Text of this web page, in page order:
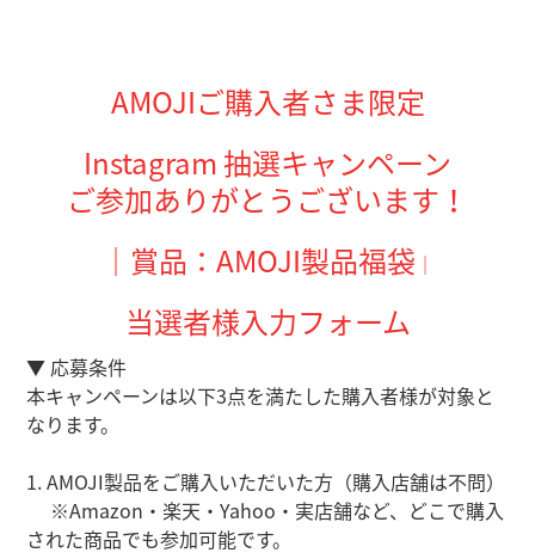
AMOJIご購入者さま限定
Instagram 抽選キャンペーン
ご参加ありがとうございます！
｜賞品：AMOJI製品福袋 ｜
当選者様入力フォーム
▼ 応募条件
本キャンペーンは以下3点を満たした購入者様が対象と
なります。
1. AMOJI製品をご購入いただいた方（購入店舗は不問）
※Amazon・楽天・Yahoo・実店舗など、どこで購入
された商品でも参加可能です。